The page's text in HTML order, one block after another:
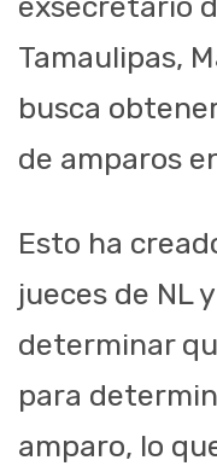
exsecretario
Tamaulipas,
busca
de amparos
Esto ha
jueces de NL
determinar
para
amparo, lo